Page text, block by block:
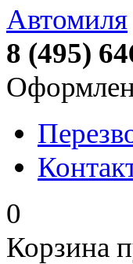
Автомиля
8 (495)
0
Корзина